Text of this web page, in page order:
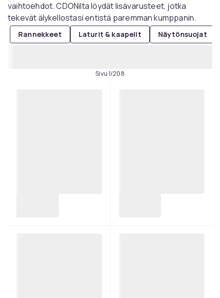
vaihtoehdot. CDONilta löydät lisävarusteet, jotka
tekevät älykellostasi entistä paremman kumppanin.
Rannekkeet Laturit & kaapelit Näytönsuojat
Sivu 1/208